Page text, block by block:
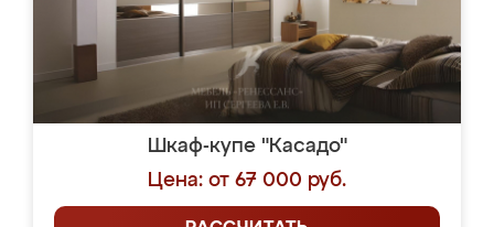
Шкаф-купе "Касадо"
Цена: от 67 000 руб.